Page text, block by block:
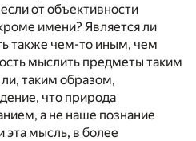
от объективности
имени? Является ли
также чем-то иным, чем
мыслить предметы таким
таким образом,
что природа
а не наше познание
эта мысль, в более